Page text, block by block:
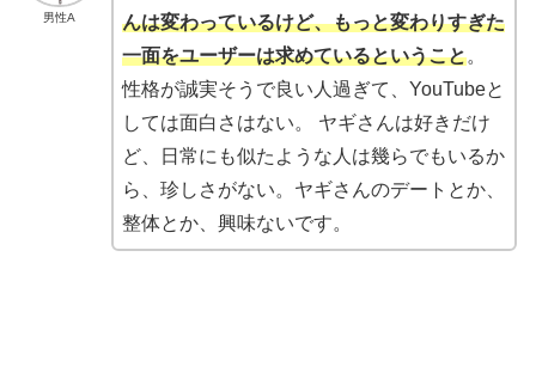
男性A
んは変わっているけど、もっと変わりすぎた
一面をユーザーは求めているということ。
性格が誠実そうで良い人過ぎて、YouTubeと
しては面白さはない。 ヤギさんは好きだけ
ど、日常にも似たような人は幾らでもいるか
ら、珍しさがない。ヤギさんのデートとか、
整体とか、興味ないです。